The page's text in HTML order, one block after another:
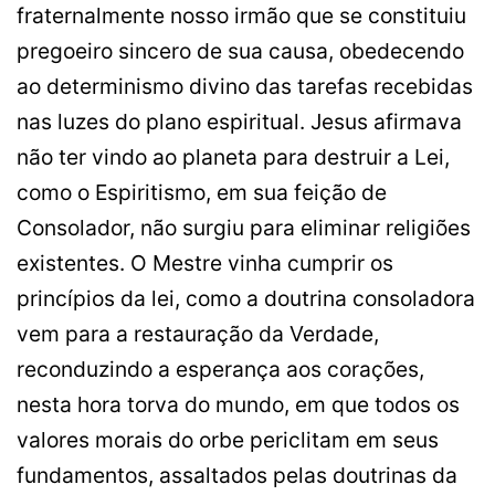
fraternalmente nosso irmão que se constituiu
pregoeiro sincero de sua causa, obedecendo
ao determinismo divino das tarefas recebidas
nas luzes do plano espiritual. Jesus afirmava
não ter vindo ao planeta para destruir a Lei,
como o Espiritismo, em sua feição de
Consolador, não surgiu para eliminar religiões
existentes. O Mestre vinha cumprir os
princípios da lei, como a doutrina consoladora
vem para a restauração da Verdade,
reconduzindo a esperança aos corações,
nesta hora torva do mundo, em que todos os
valores morais do orbe periclitam em seus
fundamentos, assaltados pelas doutrinas da